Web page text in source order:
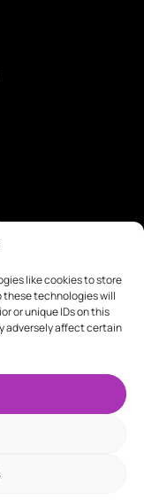
like cookies to store
technologies will
or unique IDs on this
adversely affect certain
version 1.2.0